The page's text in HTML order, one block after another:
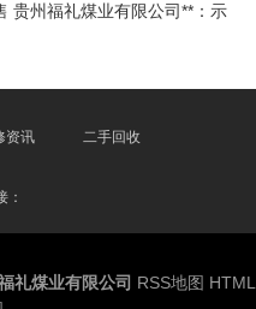
贵州福礼煤业有限公司**：示
资讯 二手回收
：
礼煤业有限公司 RSS地图 HTML